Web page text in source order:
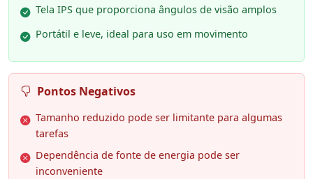
Tela IPS que proporciona ângulos de visão amplos
Portátil e leve, ideal para uso em movimento
Pontos Negativos
Tamanho reduzido pode ser limitante para algumas
tarefas
Dependência de fonte de energia pode ser
inconveniente